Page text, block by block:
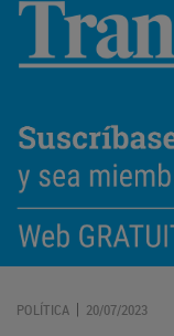
POLÍTICA | 20/07/2023